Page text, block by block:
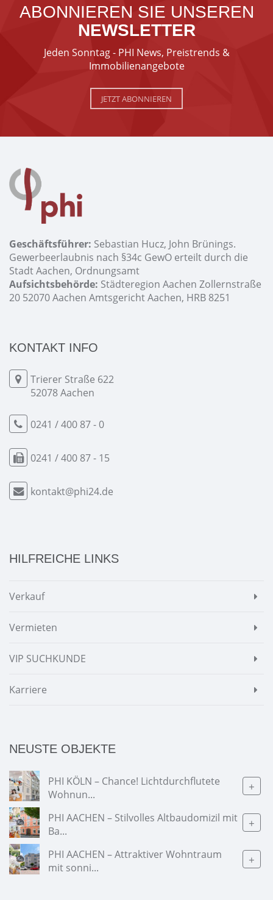
ABONNIEREN SIE UNSEREN
NEWSLETTER
Jeden Sonntag - PHI News, Preistrends &
Immobilienangebote
JETZT ABONNIEREN
Geschäftsführer: Sebastian Hucz, John Brünings.
Gewerbeerlaubnis nach §34c GewO erteilt durch die
Stadt Aachen, Ordnungsamt
Aufsichtsbehörde: Städteregion Aachen Zollernstraße
20 52070 Aachen Amtsgericht Aachen, HRB 8251
KONTAKT INFO
Trierer Straße 622
52078 Aachen
0241 / 400 87 - 0
0241 / 400 87 - 15
kontakt@phi24.de
HILFREICHE LINKS
Verkauf
Vermieten
VIP SUCHKUNDE
Karriere
NEUSTE OBJEKTE
PHI KÖLN – Chance! Lichtdurchflutete
Wohnun...
+
PHI AACHEN – Stilvolles Altbaudomizil mit
Ba...
+
PHI AACHEN – Attraktiver Wohntraum
mit sonni...
+